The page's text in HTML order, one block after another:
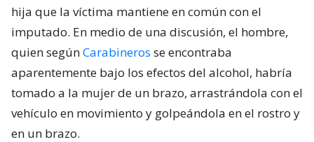
hija que la víctima mantiene en común con el
imputado. En medio de una discusión, el hombre,
quien segúnCarabineros se encontraba
aparentemente bajo los efectos del alcohol, habría
tomado a la mujer de un brazo, arrastrándola con el
vehículo en movimiento y golpeándola en el rostro y
en un brazo.